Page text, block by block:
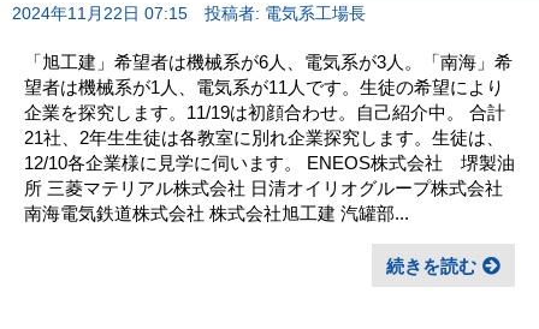
2024年11月22日 07:15 投稿者: 電気系工場長
「旭工建」希望者は機械系が6人、電気系が3人。「南海」希
望者は機械系が1人、電気系が11人です。生徒の希望により
企業を探究します。11/19は初顔合わせ。自己紹介中。 合計
21社、2年生生徒は各教室に別れ企業探究します。生徒は、
12/10各企業様に見学に伺います。 ENEOS株式会社 堺製油
所 三菱マテリアル株式会社 日清オイリオグループ株式会社
南海電気鉄道株式会社 株式会社旭工建 汽罐部...
続きを読む